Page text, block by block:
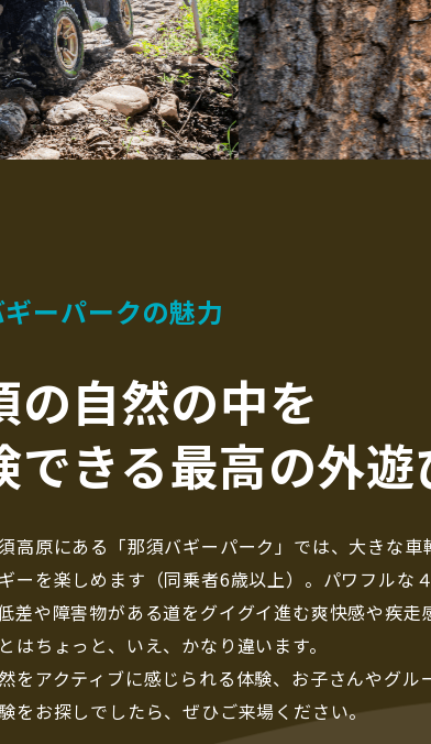
ーパークの魅力
の自然の中を
できる最高の外遊
高原にある「那須バギーパーク」では、大きな車
ーを楽しめます（同乗者6歳以上）。パワフルな
差や障害物がある道をグイグイ進む爽快感や疾走
はちょっと、いえ、かなり違います。
をアクティブに感じられる体験、お子さんやグル
をお探しでしたら、ぜひご来場ください。